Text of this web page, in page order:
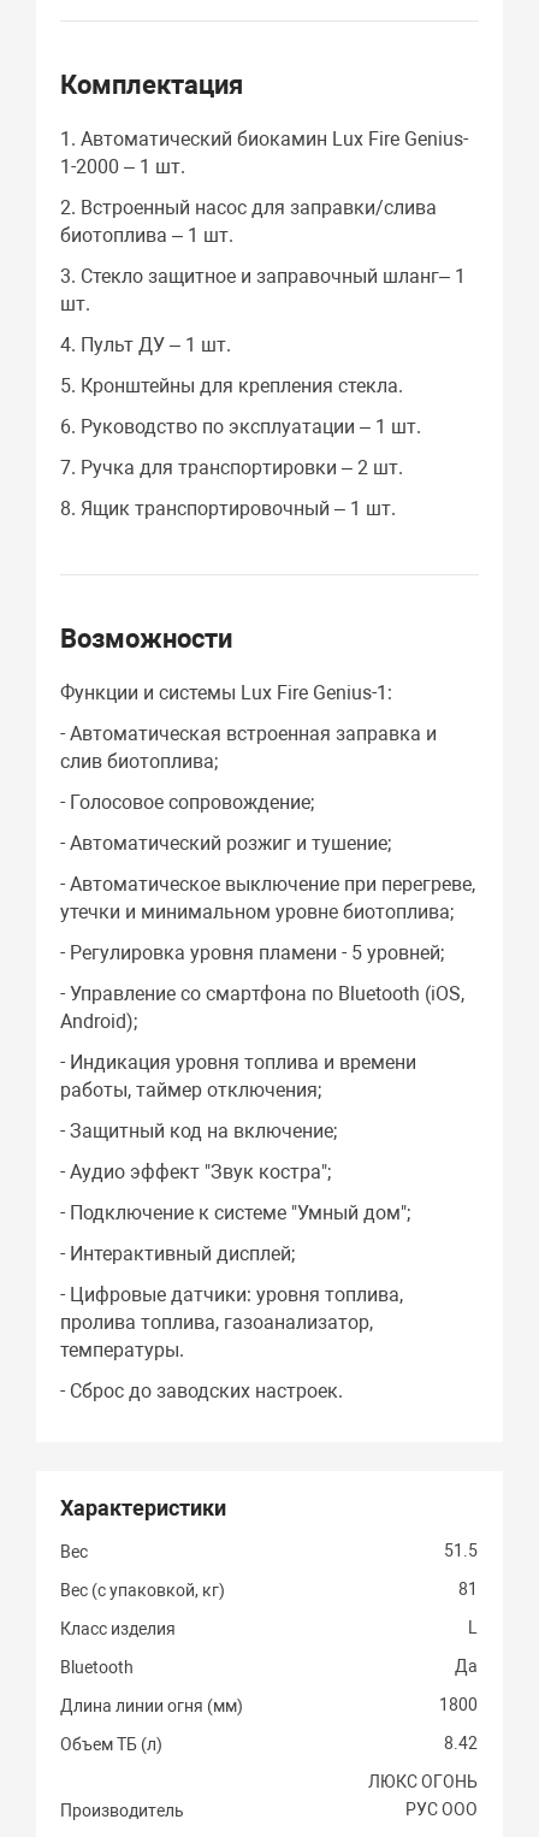
Комплектация
1. Автоматический биокамин Lux Fire Genius-
1-2000 – 1 шт.
2. Встроенный насос для заправки/слива
биотоплива – 1 шт.
3. Стекло защитное и заправочный шланг– 1
шт.
4. Пульт ДУ – 1 шт.
5. Кронштейны для крепления стекла.
6. Руководство по эксплуатации – 1 шт.
7. Ручка для транспортировки – 2 шт.
8. Ящик транспортировочный – 1 шт.
Возможности
Функции и системы Lux Fire Genius-1:
- Автоматическая встроенная заправка и
слив биотоплива;
- Голосовое сопровождение;
- Автоматический розжиг и тушение;
- Автоматическое выключение при перегреве,
утечки и минимальном уровне биотоплива;
- Регулировка уровня пламени - 5 уровней;
- Управление со смартфона по Bluetooth (iOS,
Android);
- Индикация уровня топлива и времени
работы, таймер отключения;
- Защитный код на включение;
- Аудио эффект "Звук костра";
- Подключение к системе "Умный дом";
- Интерактивный дисплей;
- Цифровые датчики: уровня топлива,
пролива топлива, газоанализатор,
температуры.
- Сброс до заводских настроек.
Характеристики
Вес 51.5
Вес (с упаковкой, кг) 81
Класс изделия
Bluetooth Да
Длина линии огня (мм) 1800
Объем ТБ (л) 8.42
Производитель
ЛЮКС ОГОНЬ
РУС ООО